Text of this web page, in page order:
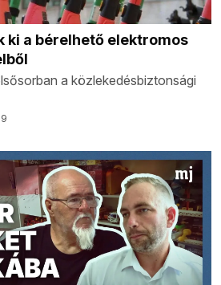
ki a bérelhető elektromos
a közlekedésbiztonsági